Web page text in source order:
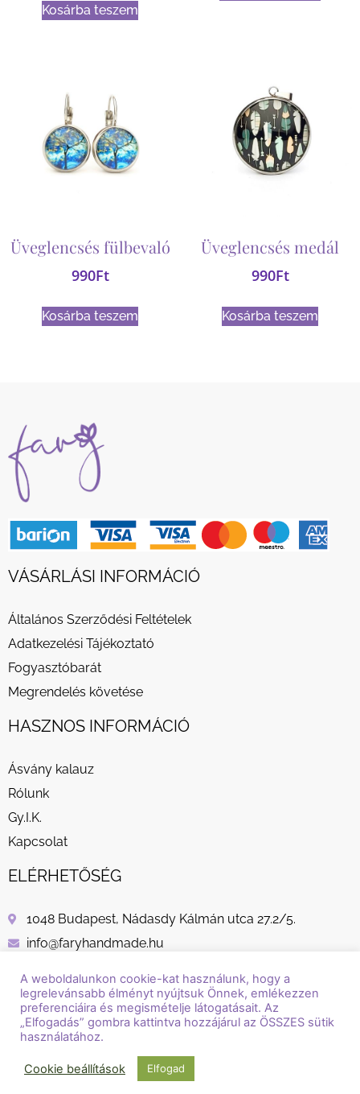
Kosárba teszem
Üveglencsés fülbevaló
990Ft
Kosárba teszem
Üveglencsés medál
990Ft
Kosárba teszem
VÁSÁRLÁSI INFORMÁCIÓ
Általános Szerződési Feltételek
Adatkezelési Tájékoztató
Fogyasztóbarát
Megrendelés követése
HASZNOS INFORMÁCIÓ
Ásvány kalauz
Rólunk
Gy.I.K.
Kapcsolat
ELÉRHETŐSÉG
1048 Budapest, Nádasdy Kálmán utca 27.2/5.
info@faryhandmade.hu
A weboldalunkon cookie-kat használunk, hogy a
legrelevánsabb élményt nyújtsuk Önnek, emlékezzen
preferenciáira és megismételje látogatásait. Az
„Elfogadás” gombra kattintva hozzájárul az ÖSSZES sütik
használatához.
Cookie beállítások Elfogad